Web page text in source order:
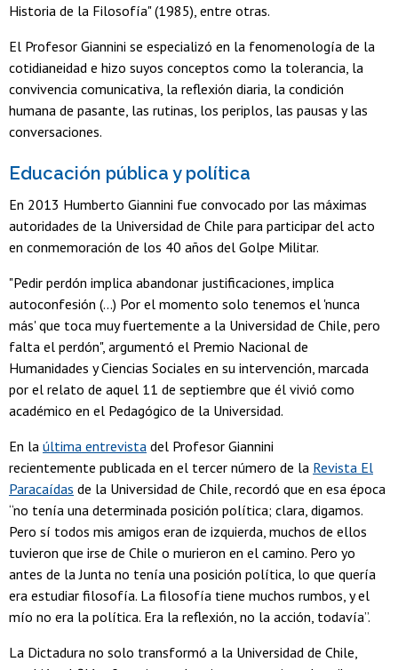
Historia de la Filosofía" (1985), entre otras.
El Profesor Giannini se especializó en la fenomenología de la
cotidianeidad e hizo suyos conceptos como la tolerancia, la
convivencia comunicativa, la reflexión diaria, la condición
humana de pasante, las rutinas, los periplos, las pausas y las
conversaciones.
Educación pública y política
En 2013 Humberto Giannini fue convocado por las máximas
autoridades de la Universidad de Chile para participar del acto
en conmemoración de los 40 años del Golpe Militar.
"Pedir perdón implica abandonar justificaciones, implica
autoconfesión (...) Por el momento solo tenemos el 'nunca
más' que toca muy fuertemente a la Universidad de Chile, pero
falta el perdón", argumentó el Premio Nacional de
Humanidades y Ciencias Sociales en su intervención, marcada
por el relato de aquel 11 de septiembre que él vivió como
académico en el Pedagógico de la Universidad.
En la última entrevista del Profesor Giannini
recientemente publicada en el tercer número de la Revista El
Paracaídas de la Universidad de Chile, recordó que en esa época
“no tenía una determinada posición política; clara, digamos.
Pero sí todos mis amigos eran de izquierda, muchos de ellos
tuvieron que irse de Chile o murieron en el camino. Pero yo
antes de la Junta no tenía una posición política, lo que quería
era estudiar filosofía. La filosofía tiene muchos rumbos, y el
mío no era la política. Era la reflexión, no la acción, todavía”.
La Dictadura no solo transformó a la Universidad de Chile,